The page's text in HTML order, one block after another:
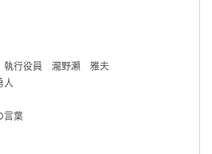
執行役員 瀧野瀬 雅夫
言葉